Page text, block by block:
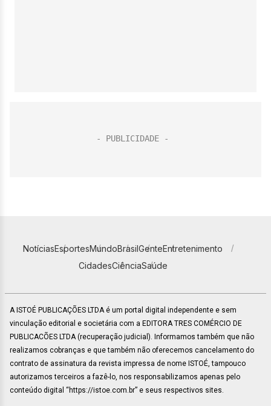
NotíciasEsportesMundoBrasilGenteEntretenimento
CidadesCiênciaSaúde
A ISTOÉ PUBLICAÇÕES LTDA é um portal digital independente e sem
vinculação editorial e societária com a EDITORA TRES COMÉRCIO DE
PUBLICACÕES LTDA (recuperação judicial). Informamos também que não
realizamos cobranças e que também não oferecemos cancelamento do
contrato de assinatura da revista impressa de nome ISTOÉ, tampouco
autorizamos terceiros a fazê-lo, nos responsabilizamos apenas pelo
conteúdo digital “https://istoe.com.br” e seus respectivos sites.